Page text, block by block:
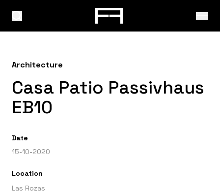
Architecture
Casa Patio Passivhaus
EB10
Date
15-10-2020
Location
Las Rozas